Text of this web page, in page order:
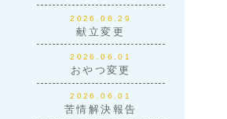
2026.06.29
献立変更
2026.06.01
おやつ変更
2026.06.01
苦情解決報告